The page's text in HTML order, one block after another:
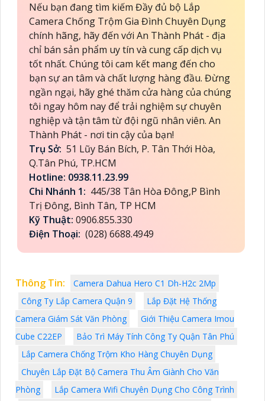
Nếu bạn đang tìm kiếm Đầy đủ bộ Lắp
Camera Chống Trộm Gia Đình Chuyên Dụng
chính hãng, hãy đến với An Thành Phát - địa
chỉ bán sản phẩm uy tín và cung cấp dịch vụ
tốt nhất. Chúng tôi cam kết mang đến cho
bạn sự an tâm và chất lượng hàng đầu. Đừng
ngần ngại, hãy ghé thăm cửa hàng của chúng
tôi ngay hôm nay để trải nghiệm sự chuyên
nghiệp và tận tâm từ đội ngũ nhân viên. An
Thành Phát - nơi tin cậy của bạn!
Trụ Sở: 51 Lũy Bán Bích, P. Tân Thới Hòa,
Q.Tân Phú, TP.HCM
Hotline: 0938.11.23.99
Chi Nhánh 1: 445/38 Tân Hòa Đông,P Bình
Trị Đông, Bình Tân, TP HCM
Kỹ Thuật: 0906.855.330
Điện Thoại: (028) 6688.4949
Thông Tin:
Camera Dahua Hero C1 Dh-H2c 2Mp
Công Ty Lắp Camera Quận 9
Lắp Đặt Hệ Thống
Camera Giám Sát Văn Phòng
Giới Thiệu Camera Imou
Cube C22EP
Bảo Trì Máy Tính Công Ty Quận Tân Phú
Lắp Camera Chống Trộm Kho Hàng Chuyên Dụng
Chuyên Lắp Đặt Bộ Camera Thu Âm Giành Cho Văn
Phòng
Lắp Camera Wifi Chuyên Dụng Cho Công Trình